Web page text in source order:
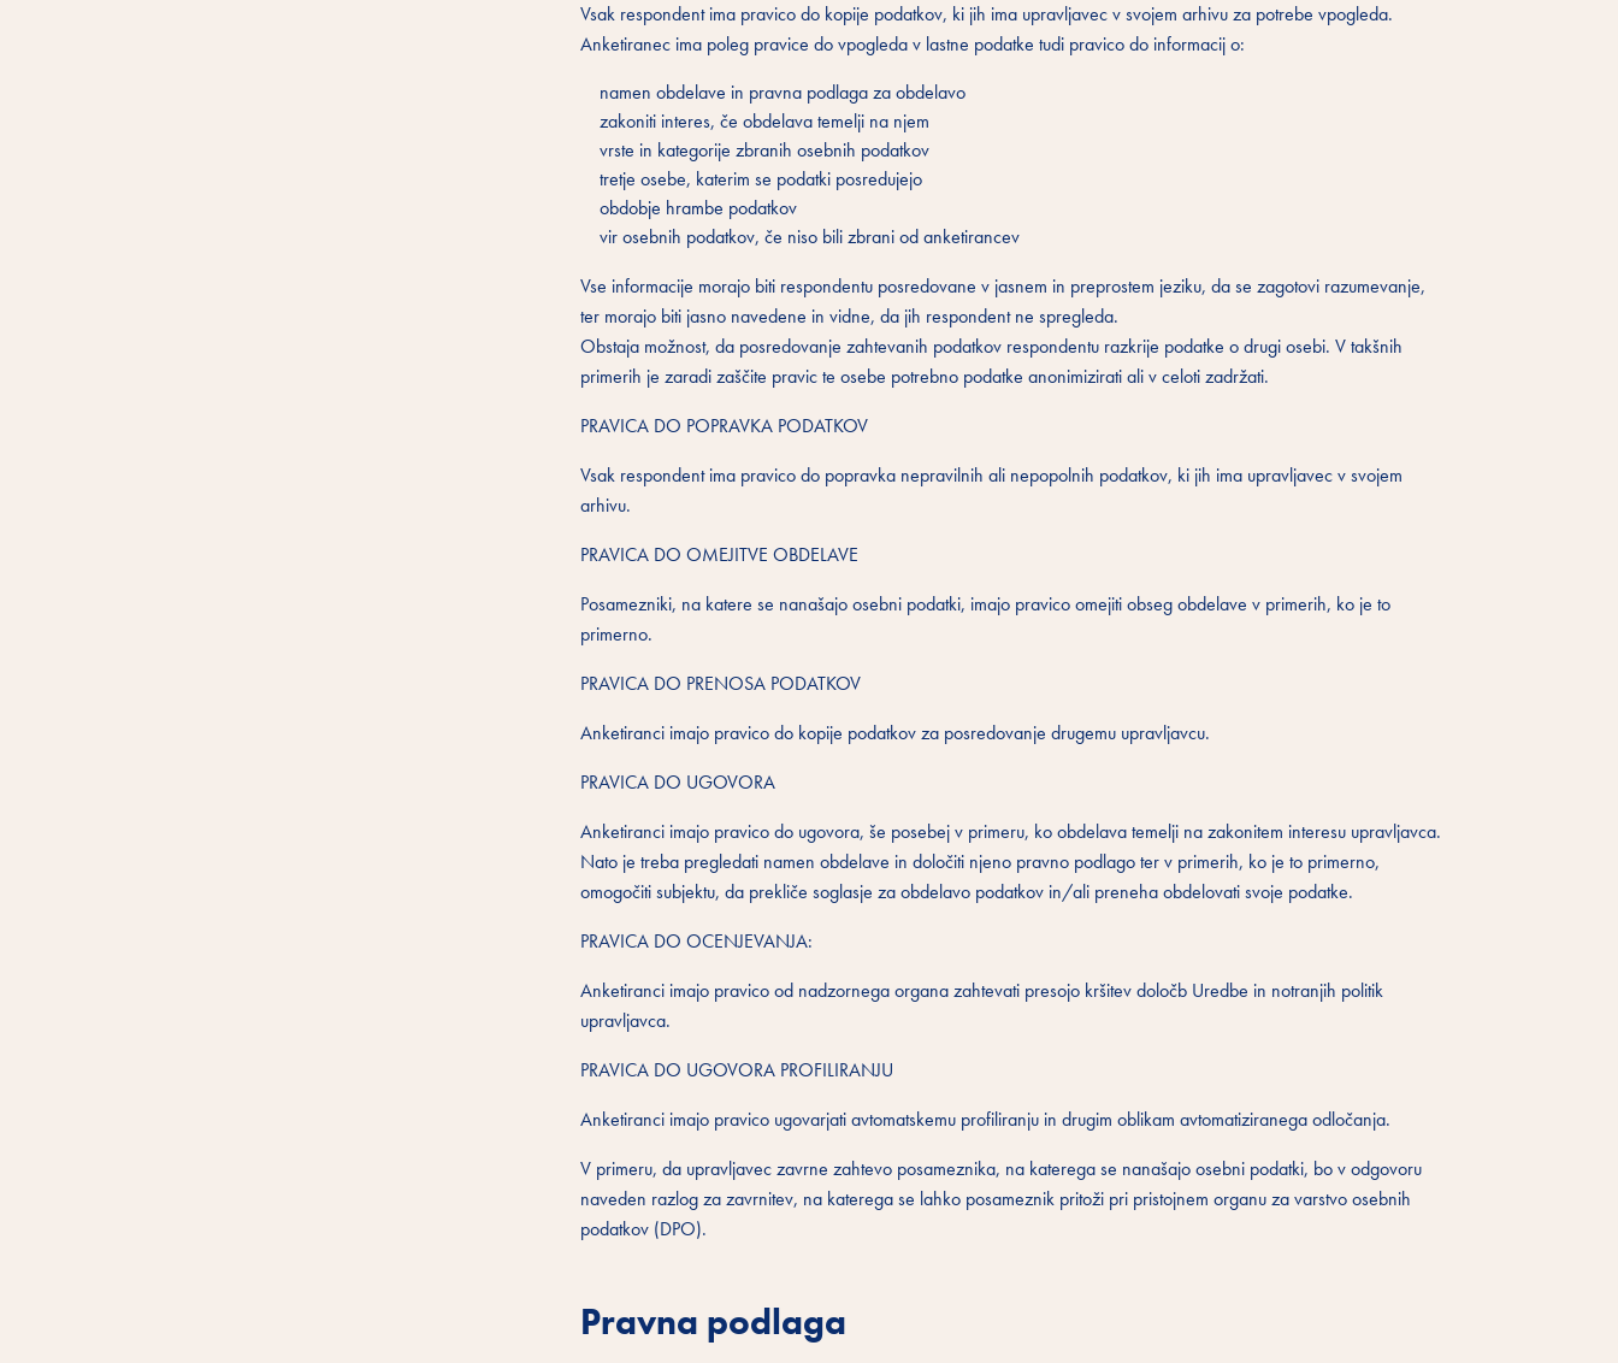
Vsak respondent ima pravico do kopije podatkov, ki jih ima upravljavec v svojem arhivu za potrebe vpogleda.
Anketiranec ima poleg pravice do vpogleda v lastne podatke tudi pravico do informacij o:
namen obdelave in pravna podlaga za obdelavo
zakoniti interes, če obdelava temelji na njem
vrste in kategorije zbranih osebnih podatkov
tretje osebe, katerim se podatki posredujejo
obdobje hrambe podatkov
vir osebnih podatkov, če niso bili zbrani od anketirancev
Vse informacije morajo biti respondentu posredovane v jasnem in preprostem jeziku, da se zagotovi razumevanje,
ter morajo biti jasno navedene in vidne, da jih respondent ne spregleda.
Obstaja možnost, da posredovanje zahtevanih podatkov respondentu razkrije podatke o drugi osebi. V takšnih
primerih je zaradi zaščite pravic te osebe potrebno podatke anonimizirati ali v celoti zadržati.
PRAVICA DO POPRAVKA PODATKOV
Vsak respondent ima pravico do popravka nepravilnih ali nepopolnih podatkov, ki jih ima upravljavec v svojem
arhivu.
PRAVICA DO OMEJITVE OBDELAVE
Posamezniki, na katere se nanašajo osebni podatki, imajo pravico omejiti obseg obdelave v primerih, ko je to
primerno.
PRAVICA DO PRENOSA PODATKOV
Anketiranci imajo pravico do kopije podatkov za posredovanje drugemu upravljavcu.
PRAVICA DO UGOVORA
Anketiranci imajo pravico do ugovora, še posebej v primeru, ko obdelava temelji na zakonitem interesu upravljavca.
Nato je treba pregledati namen obdelave in določiti njeno pravno podlago ter v primerih, ko je to primerno,
omogočiti subjektu, da prekliče soglasje za obdelavo podatkov in/ali preneha obdelovati svoje podatke.
PRAVICA DO OCENJEVANJA:
Anketiranci imajo pravico od nadzornega organa zahtevati presojo kršitev določb Uredbe in notranjih politik
upravljavca.
PRAVICA DO UGOVORA PROFILIRANJU
Anketiranci imajo pravico ugovarjati avtomatskemu profiliranju in drugim oblikam avtomatiziranega odločanja.
V primeru, da upravljavec zavrne zahtevo posameznika, na katerega se nanašajo osebni podatki, bo v odgovoru
naveden razlog za zavrnitev, na katerega se lahko posameznik pritoži pri pristojnem organu za varstvo osebnih
podatkov (DPO).
Pravna podlaga